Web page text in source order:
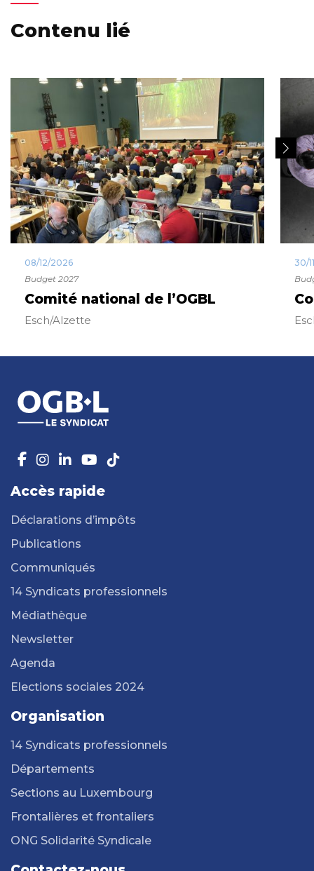
Contenu lié
08/12/2026
Budget 2027
Comité national de l’OGBL
Esch/Alzette
30/
Accès rapide
Déclarations d’impôts
Publications
Communiqués
14 Syndicats professionnels
Médiathèque
Newsletter
Agenda
Elections sociales 2024
Organisation
14 Syndicats professionnels
Départements
Sections au Luxembourg
Frontalières et frontaliers
ONG Solidarité Syndicale